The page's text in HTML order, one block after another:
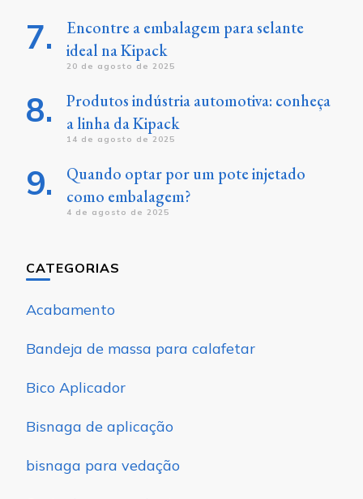
Encontre a embalagem para selante
ideal na Kipack
20 de agosto de 2025
Produtos indústria automotiva: conheça
a linha da Kipack
14 de agosto de 2025
Quando optar por um pote injetado
como embalagem?
4 de agosto de 2025
CATEGORIAS
Acabamento
Bandeja de massa para calafetar
Bico Aplicador
Bisnaga de aplicação
bisnaga para vedação